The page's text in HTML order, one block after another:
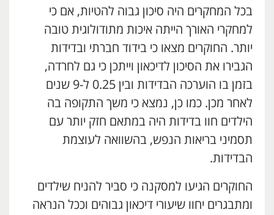
בכל המחקרים היה סיכון גבוה להטיות, אם כי
למחקרי האורך הייתה איכות מתודולוגית טובה
יותר. החוקרים מצאו כי בידוד חברתי ובדידות
הגבירו את הסיכון לדיכאון וייתכן כי גם לחרדה,
בזמן בו הוערכה הבדידות ובין 0.25 ל-9 שנים
לאחר מכן. כמו כן, נמצא כי משך התקופה בה
הילדים חוו בדידות היה במתאם חזק יותר עם
תסמיני בריאות הנפש, בהשוואה לעוצמת
הבדידות.
החוקרים הגיעו למסקנה כי סביר להניח שילדים
ומתבגרים יחוו שיעורי דיכאון גבוהים וככל הנראה